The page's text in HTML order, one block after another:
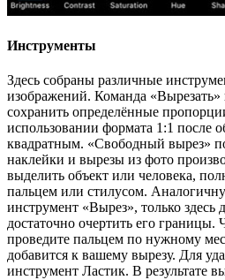
Инструменты
Здесь собраны различные
изображений. Команда «Вырезать»
сохранить определённые
использовании формата 1:1 после
квадратным. «Свободный вырез»
наклейки и вырезы из фото
выделить объект или человека,
пальцем или стилусом.
инструмент «Вырез», только здесь
достаточно очертить его
проведите пальцем по нужному
добавится к вашему вырезу. Для
инструмент Ластик. В результате